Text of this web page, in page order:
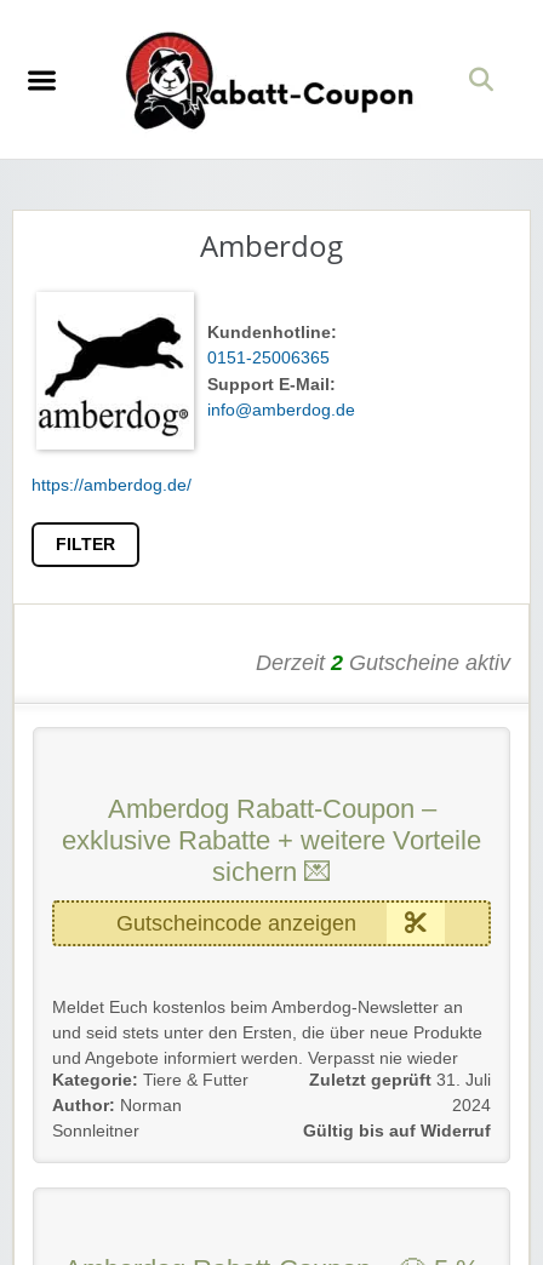
Amberdog
Kundenhotline:
0151-25006365
Support E-Mail:
info@amberdog.de
https://amberdog.de/
FILTER
Derzeit 2 Gutscheine aktiv
Amberdog Rabatt-Coupon –
exklusive Rabatte + weitere Vorteile
sichern 💌
Gutscheincode anzeigen
Meldet Euch kostenlos beim Amberdog-Newsletter an
und seid stets unter den Ersten, die über neue Produkte
und Angebote informiert werden. Verpasst nie wieder
Schnäppchen, Aktionen und EXKLUSIVE Rabatte!
Gültig für Neu- und Bestandskunden bis auf Widerruf.
Kategorie: Tiere & Futter
Author: Norman
Sonnleitner
Zuletzt geprüft 31. Juli
2024
Gültig bis auf Widerruf